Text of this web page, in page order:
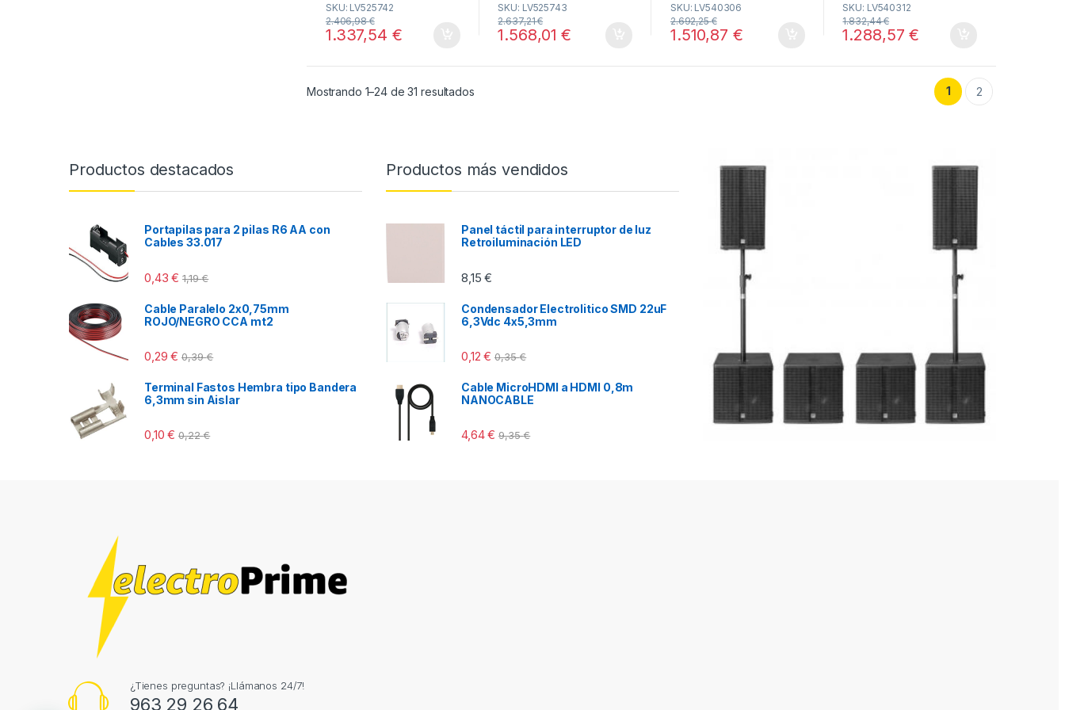
unit, 4P 3d ref.
LV525742 Schneider
u
t
o
SKU: LV525742
1.337,54 €
2.406,98€
unit, 4P 3d ref.
LV525743 Schneider
u
t
o
SKU: LV525743
1.568,01€
2.637,21€
u
t
o
SKU: LV540306
1.510,87 €
2.692,25€
u
t
o
SKU: LV540312
1.288,57€
1.832,44€
Mostrando 1–24 de 31 resultadosOrdenado por popularidad 1 2
Productos destacados
Portapilas para 2 pilas R6 AA con
Cables 33.017
0,43€ 1,19€
Cable Paralelo 2x0,75mm
ROJO/NEGRO CCA mt2
0,29€ 0,39€
Terminal Fastos Hembra tipo Bandera
6,3mm sin Aislar
0,10€ 0,22€
Productos más vendidos
Panel táctil para interruptor de luz
Retroiluminación LED
8,15€
Condensador Electrolitico SMD 22uF
6,3Vdc 4x5,3mm
0,12€ 0,35€
Cable MicroHDMI a HDMI 0,8m
NANOCABLE
4,64€ 9,35€
¿Tienes preguntas? ¡Llámanos 24/7!
963 29 26 64